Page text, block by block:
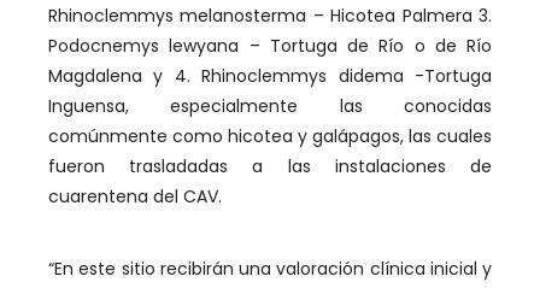
Rhinoclemmys melanosterma – Hicotea Palmera 3.
Podocnemys lewyana – Tortuga de Río o de Río
Magdalena y 4. Rhinoclemmys didema -Tortuga
Inguensa, especialmente las conocidas
comúnmente como hicotea y galápagos, las cuales
fueron trasladadas a las instalaciones de
cuarentena del CAV.
“En este sitio recibirán una valoración clínica inicial y